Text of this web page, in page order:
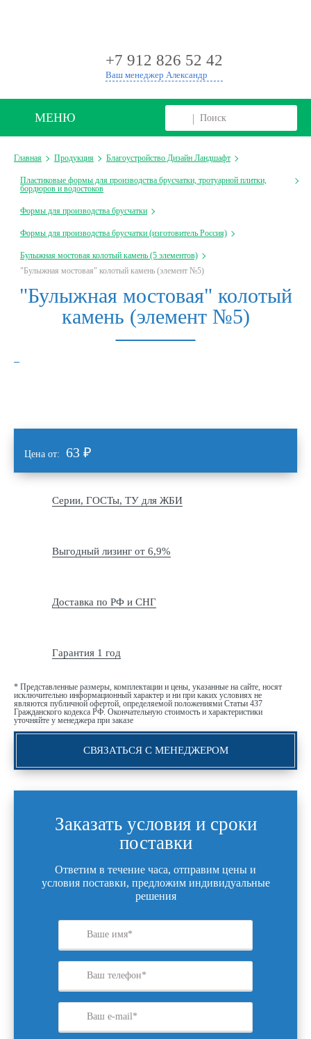
+7 912 826 52 42
Ваш менеджер Александр
МЕНЮ
Главная Продукция Благоустройство Дизайн Ландшафт
Пластиковые формы для производства брусчатки, тротуарной плитки,
бордюров и водостоков
Формы для производства брусчатки
Формы для производства брусчатки (изготовитель Россия)
Булыжная мостовая колотый камень (5 элементов)
"Булыжная мостовая" колотый камень (элемент №5)
"Булыжная мостовая" колотый
камень (элемент №5)
Цена от: 63 ₽
Серии, ГОСТы, ТУ для ЖБИ
Выгодный лизинг от 6,9%
Доставка по РФ и СНГ
Гарантия 1 год
* Представленные размеры, комплектации и цены, указанные на сайте, носят
исключительно информационный характер и ни при каких условиях не
являются публичной офертой, определяемой положениями Статьи 437
Гражданского кодекса РФ. Окончательную стоимость и характеристики
уточняйте у менеджера при заказе
СВЯЗАТЬСЯ С МЕНЕДЖЕРОМ
Заказать условия и сроки
поставки
Ответим в течение часа, отправим цены и
условия поставки, предложим индивидуальные
решения